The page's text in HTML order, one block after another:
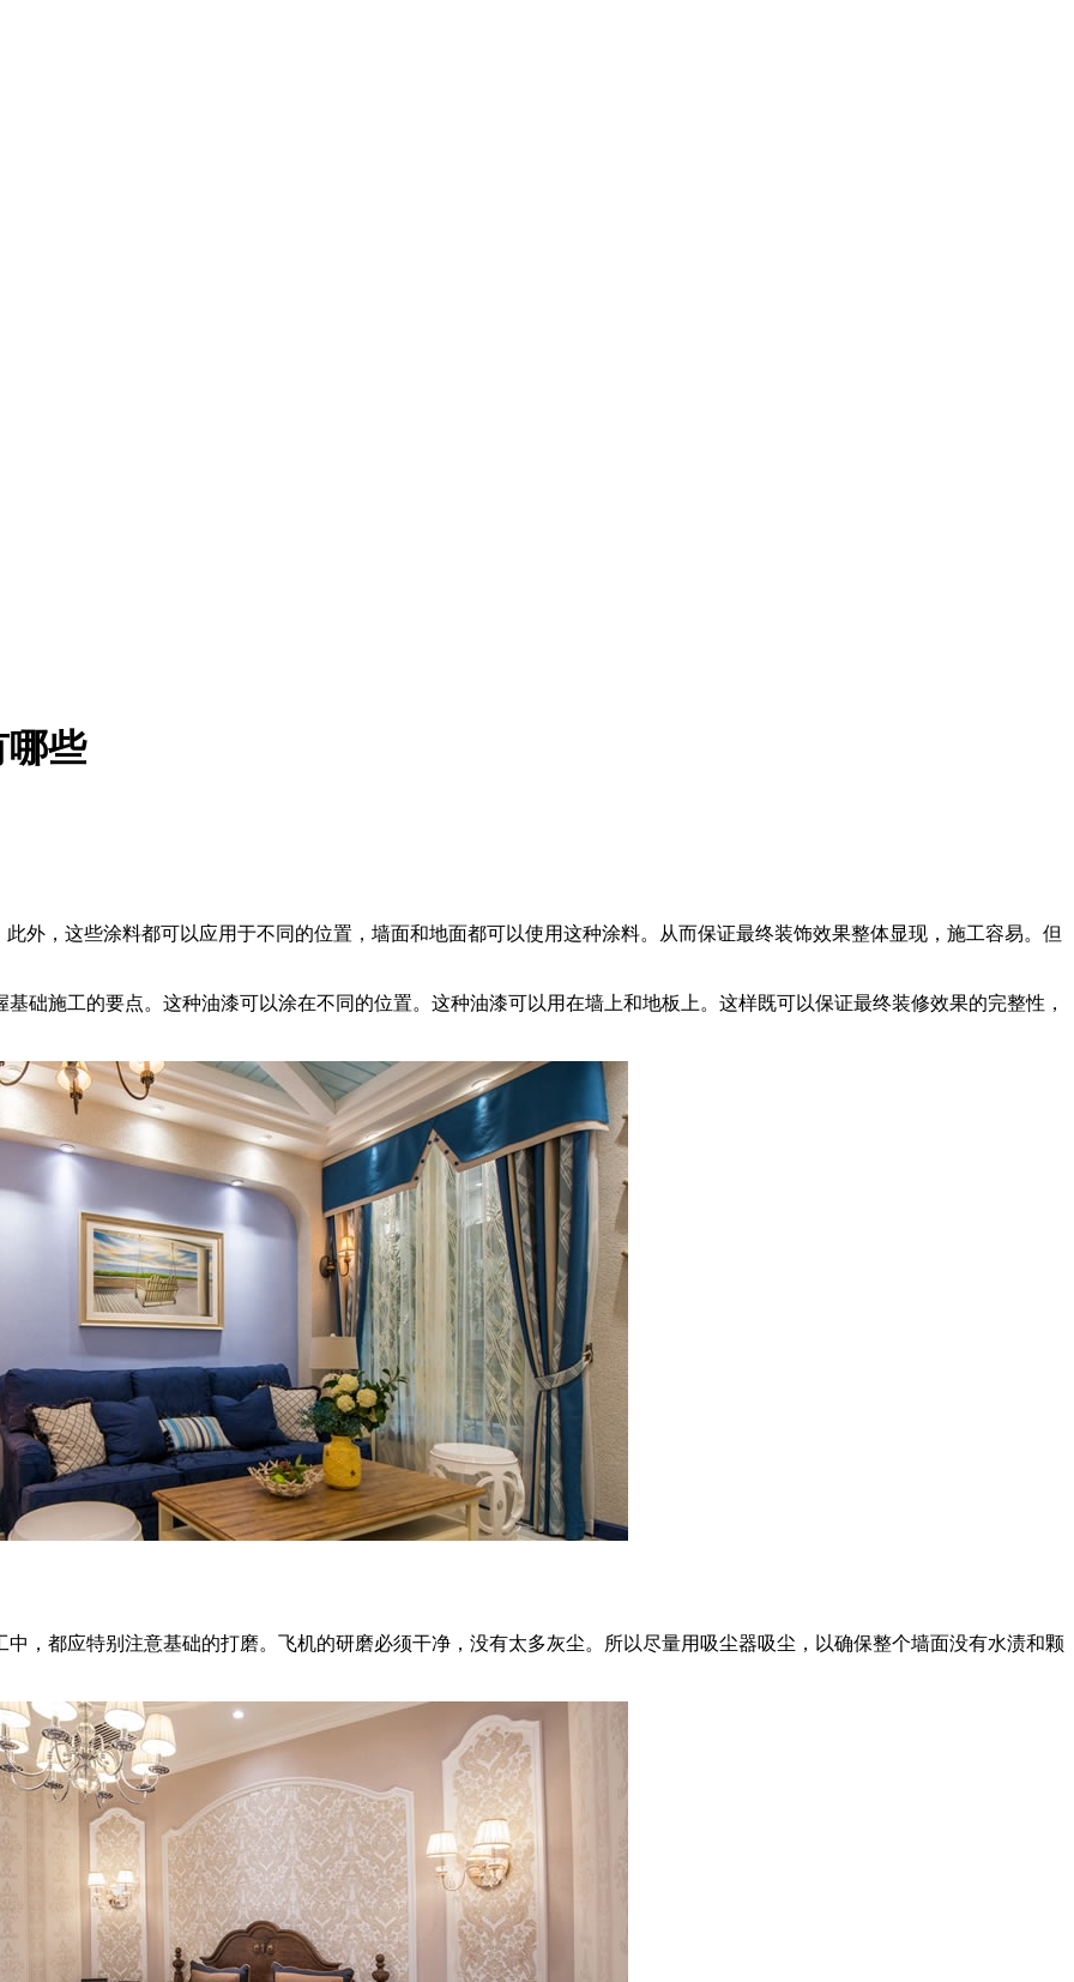
哪些
外，这些涂料都可以应用于不同的位置，墙面和地面都可以使用这种涂料。从而保证最终装饰效果整体显现，施工容易。但
施工的要点。这种油漆可以涂在不同的位置。这种油漆可以用在墙上和地板上。这样既可以保证最终装修效果的完整性，
都应特别注意基础的打磨。飞机的研磨必须干净，没有太多灰尘。所以尽量用吸尘器吸尘，以确保整个墙面没有水渍和颗